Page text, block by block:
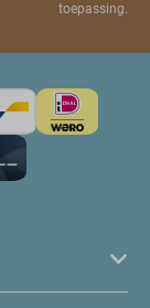
toepassing.